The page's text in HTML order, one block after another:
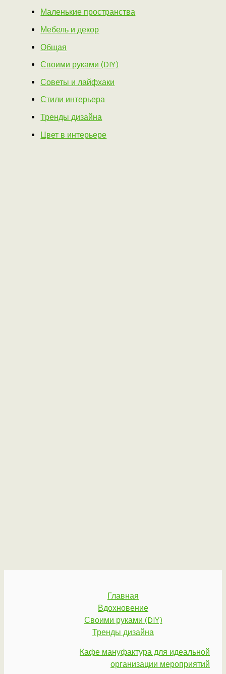
Маленькие пространства
Мебель и декор
Общая
Своими руками (DIY)
Советы и лайфхаки
Стили интерьера
Тренды дизайна
Цвет в интерьере
Главная
Вдохновение
Своими руками (DIY)
Тренды дизайна
Кафе мануфактура для идеальной
организации мероприятий